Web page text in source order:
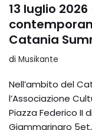
13 luglio
Catania
di Musikante
Nell’ambito del
l’Associazione
Piazza Federico II
Giammarinaro